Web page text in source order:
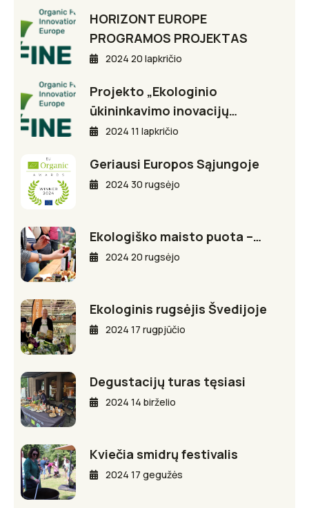
HORIZONT EUROPE
PROGRAMOS PROJEKTAS
2024 20 lapkričio
Projekto „Ekologinio
ūkininkavimo inovacijų…
2024 11 lapkričio
Geriausi Europos Sąjungoje
2024 30 rugsėjo
Ekologiško maisto puota –…
2024 20 rugsėjo
Ekologinis rugsėjis Švedijoje
2024 17 rugpjūčio
Degustacijų turas tęsiasi
2024 14 birželio
Kviečia smidrų festivalis
2024 17 gegužės